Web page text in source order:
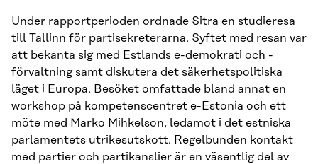
Under rapportperioden ordnade Sitra en studieresa
till Tallinn för partisekreterarna. Syftet med resan var
att bekanta sig med Estlands e-demokrati och -
förvaltning samt diskutera det säkerhetspolitiska
läget i Europa. Besöket omfattade bland annat en
workshop på kompetenscentret e-Estonia och ett
möte med Marko Mihkelson, ledamot i det estniska
parlamentets utrikesutskott. Regelbunden kontakt
med partier och partikanslier är en väsentlig del av